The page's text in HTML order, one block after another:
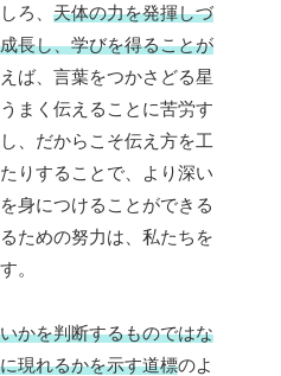
ろ、 天体の力を発揮しづ
長し、学びを得ることが
ば、言葉をつかさどる星
まく伝えることに苦労す
、だからこそ伝え方を工
りすることで、より深い
身につけることができる
ための努力は、私たちを
。
かを判断するものではな
現れるかを示す道標のよ